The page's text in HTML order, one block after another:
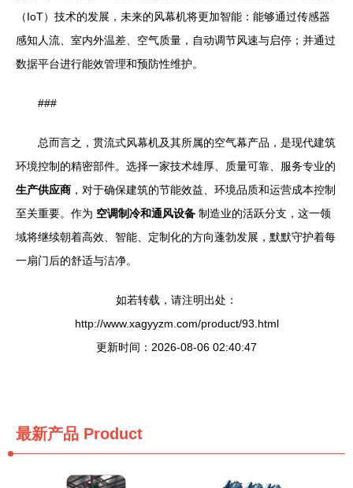
（IoT）技术的发展，未来的风幕机将更加智能：能够通过传感器
感知人流、室内外温差、空气质量，自动调节风速与启停；并通过
数据平台进行能效管理和预防性维护。
###
总而言之，贯流式风幕机及其所属的空气幕产品，是现代建筑
环境控制的精密部件。选择一家技术雄厚、质量可靠、服务专业的
生产供应商 ，对于确保建筑的节能效益、环境品质和运营成本控制
至关重要。作为 空调制冷和通风设备 制造业的活跃分支，这一领
域将继续朝着高效、智能、定制化的方向蓬勃发展，默默守护着每
一扇门后的舒适与洁净。
如若转载，请注明出处：
http://www.xagyyzm.com/product/93.html
更新时间：2026-08-06 02:40:47
最新产品 Product